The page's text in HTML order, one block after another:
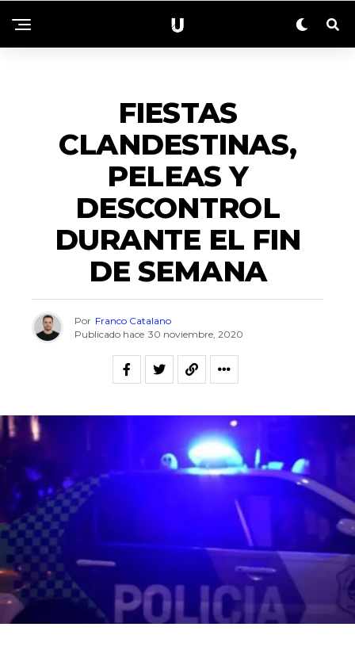
FIESTAS
CLANDESTINAS,
PELEAS Y
DESCONTROL
DURANTE EL FIN
DE SEMANA
Por Franco Catalano
Publicado hace 30 noviembre, 2020